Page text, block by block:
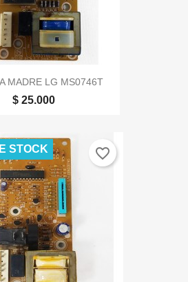
MADRE LG MS0746T
$ 25.000
STOCK favorite_border